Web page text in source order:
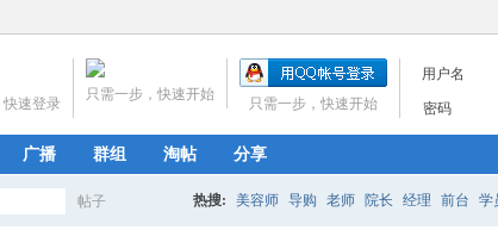
用户名
密码
只需一步，快速开始
只需一步，快速开始
快速登录
广播 群组 淘帖 分享
帖子 热搜: 美容师 导购 老师 院长 经理 前台 学